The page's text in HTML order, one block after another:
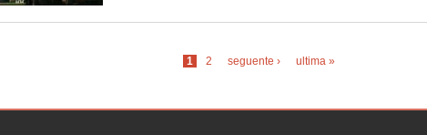
1 2 seguente › ultima »